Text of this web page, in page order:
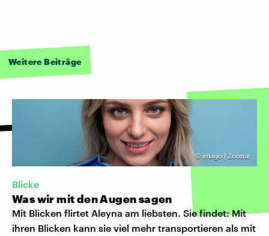
Weitere Beiträge
© imago | Zoonar
Blicke
Was wir mit den Augen sagen
Mit Blicken flirtet Aleyna am liebsten. Sie findet: Mit
ihren Blicken kann sie viel mehr transportieren als mit